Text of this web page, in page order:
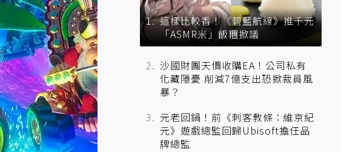
這樣比較香！《碧藍航線》推千元
「ASMR米」飯糰掀議
沙國財團天價收購EA！公司私有
化藏隱憂 削減7億支出恐掀裁員風
暴？
元老回鍋！前《刺客教條：維京紀
元》遊戲總監回歸Ubisoft擔任品
牌總監